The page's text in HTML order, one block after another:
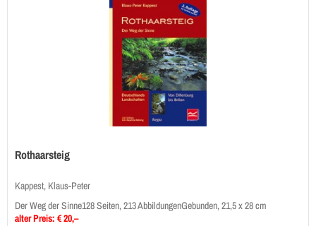
Rothaarsteig
Kappest, Klaus-Peter
Der Weg der Sinne128 Seiten, 213 AbbildungenGebunden, 21,5 x 28 cm
alter Preis: € 20,–